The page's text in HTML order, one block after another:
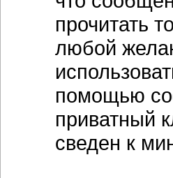
прочитать
любой
помощью
приватный
сведен к